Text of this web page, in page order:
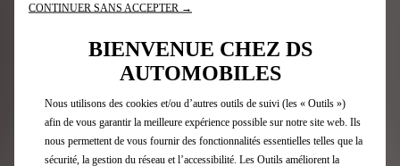
département Couleurs, Matériaux et Finitions a enrichi
le concept de touches « Light Gold », couleur identitaire
de DS PERFORMANCE et signature de l’Édition Limitée
DS PERFORMANCE Line au niveau des rétroviseurs, des
centres de roues, du badge de capot guilloché et de la
signature du concept sur le volet. Des touches de violet,
couleur de prédilection de Taylor Barnard, viennent
CONTINUER SANS ACCEPTER →
BIENVENUE CHEZ DS
AUTOMOBILES
Nous utilisons des cookies et/ou d’autres outils de suivi (les « Outils »)
afin de vous garantir la meilleure expérience possible sur notre site web. Ils
nous permettent de vous fournir des fonctionnalités essentielles telles que la
sécurité, la gestion du réseau et l’accessibilité. Les Outils améliorent la